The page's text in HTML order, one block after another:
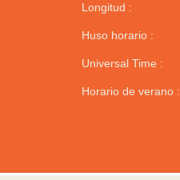
Longitud :
Huso horario :
Universal Time :
Horario de verano :